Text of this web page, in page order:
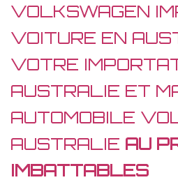
VOLKSWAGEN
VOITURE EN
VOTRE
AUSTRALIE ET
AUTOMOBILE
AUSTRALIE AU
IMBATTABLES